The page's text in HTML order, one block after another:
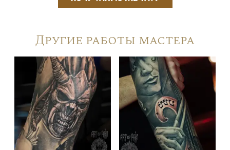
Другие работы мастера